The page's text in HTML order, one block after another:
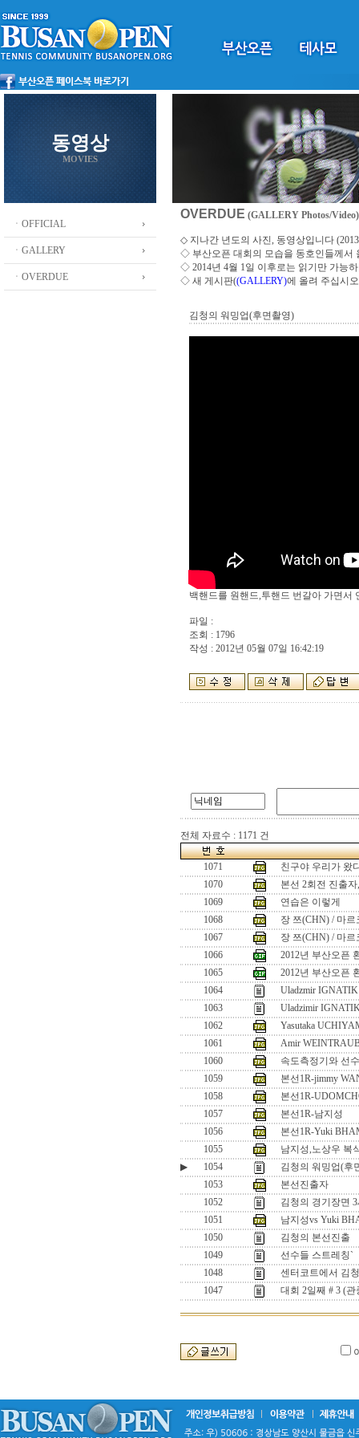
동영상
MOVIES
ㆍOFFICIAL
ㆍGALLERY
ㆍOVERDUE
OVERDUE (GALLERY Photos/Video)
◇ 지나간 년도의 사진, 동영상입니다
◇ 부산오픈 대회의 모습을 동호인들께서
◇ 2014년 4월 1일 이후로는 읽기만 가능
◇ 새 게시판((GALLERY)에 올려 주십시오
김청의 워밍업(후면촬영)
백핸드를 원핸드,투핸드 번갈아 가면서
파일 :
조회 : 1796
작성 : 2012년 05월 07일 16:42:19
전체 자료수 : 1171 건
1071
친구야 우리가 왔
1070
본선 2회전 진출
1069
연습은 이렇게
1068
장 쯔(CHN) / 마
1067
장 쯔(CHN) / 마
1066
2012년 부산오픈
1065
2012년 부산오픈
1064
Uladzmir
1063
Uladzimir
1062
Yasutaka
1061
Amir
1060
속도측정기와 선
1059
본선1R-jimmy
1058
본선1R-
1057
본선1R-남지성
1056
본선1R-Yuki
1055
남지성,노상우 복
▶
1054
김청의 워밍업(후
1053
본선진출자
1052
김청의 경기장면
1051
남지성vs Yuki
1050
김청의 본선진출
1049
선수들 스트레칭`
1048
센터코트에서 김
1047
대회 2일째 # 3 (관